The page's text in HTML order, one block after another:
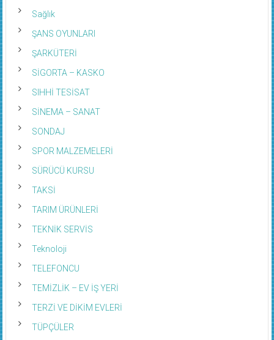
Sağlık
ŞANS OYUNLARI
ŞARKÜTERİ
SİGORTA – KASKO
SIHHİ TESİSAT
SİNEMA – SANAT
SONDAJ
SPOR MALZEMELERİ
SÜRÜCÜ KURSU
TAKSİ
TARIM ÜRÜNLERİ
TEKNİK SERVİS
Teknoloji
TELEFONCU
TEMİZLİK – EV İŞ YERİ
TERZİ VE DİKİM EVLERİ
TÜPÇÜLER